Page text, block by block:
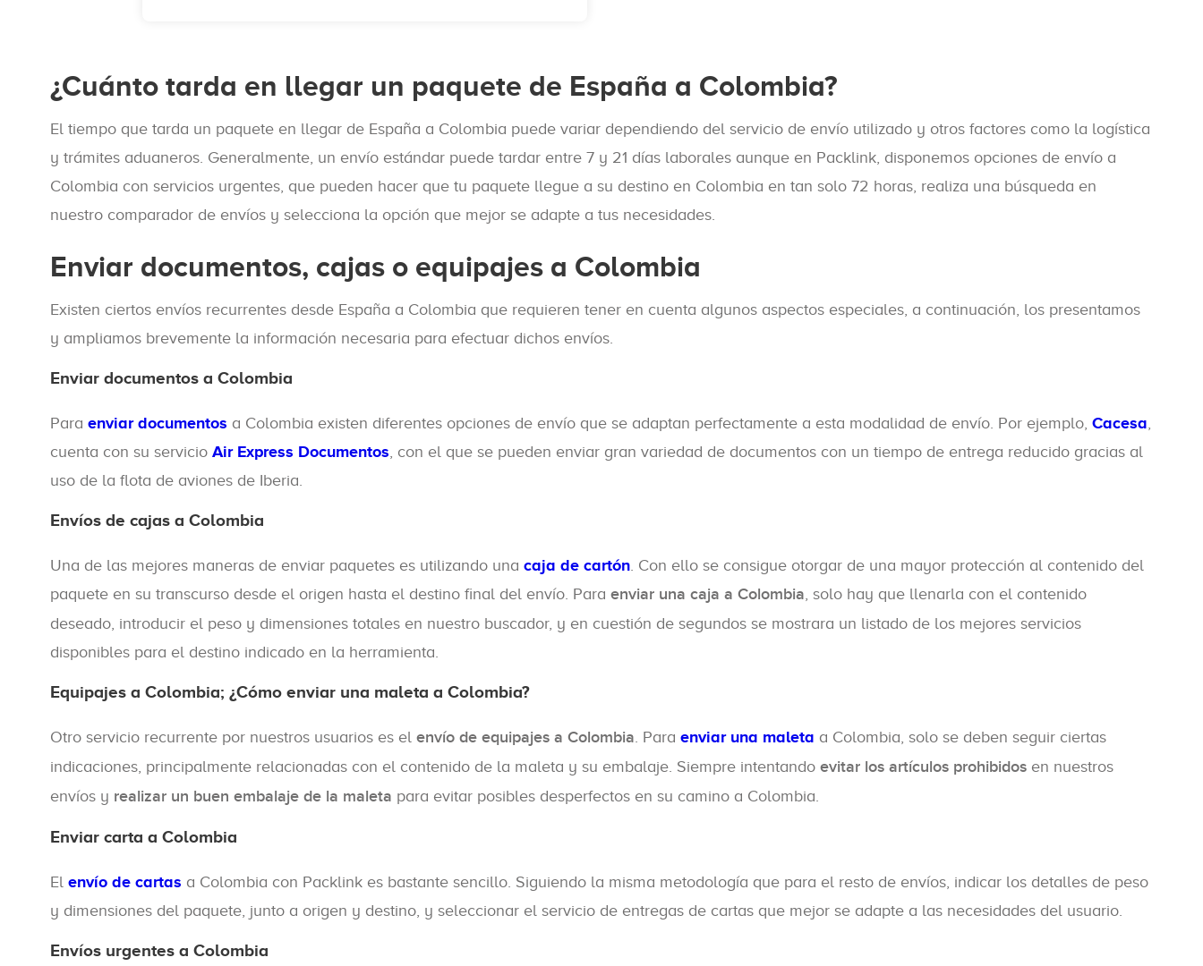
¿Cuánto tarda en llegar un paquete de España a Colombia?
El tiempo que tarda un paquete en llegar de España a Colombia puede variar dependiendo del servicio de envío utilizado y otros factores como la logística
y trámites aduaneros. Generalmente, un envío estándar puede tardar entre 7 y 21 días laborales aunque en Packlink, disponemos opciones de envío a
Colombia con servicios urgentes, que pueden hacer que tu paquete llegue a su destino en Colombia en tan solo 72 horas, realiza una búsqueda en
nuestro comparador de envíos y selecciona la opción que mejor se adapte a tus necesidades.
Enviar documentos, cajas o equipajes a Colombia
Existen ciertos envíos recurrentes desde España a Colombia que requieren tener en cuenta algunos aspectos especiales, a continuación, los presentamos
y ampliamos brevemente la información necesaria para efectuar dichos envíos.
Enviar documentos a Colombia
Para enviar documentos a Colombia existen diferentes opciones de envío que se adaptan perfectamente a esta modalidad de envío. Por ejemplo, Cacesa,
cuenta con su servicio Air Express Documentos, con el que se pueden enviar gran variedad de documentos con un tiempo de entrega reducido gracias al
uso de la flota de aviones de Iberia.
Envíos de cajas a Colombia
Una de las mejores maneras de enviar paquetes es utilizando una caja de cartón. Con ello se consigue otorgar de una mayor protección al contenido del
paquete en su transcurso desde el origen hasta el destino final del envío. Para enviar una caja a Colombia, solo hay que llenarla con el contenido
deseado, introducir el peso y dimensiones totales en nuestro buscador, y en cuestión de segundos se mostrara un listado de los mejores servicios
disponibles para el destino indicado en la herramienta.
Equipajes a Colombia; ¿Cómo enviar una maleta a Colombia?
Otro servicio recurrente por nuestros usuarios es el envío de equipajes a Colombia. Para enviar una maleta a Colombia, solo se deben seguir ciertas
indicaciones, principalmente relacionadas con el contenido de la maleta y su embalaje. Siempre intentando evitar los artículos prohibidos en nuestros
envíos y realizar un buen embalaje de la maleta para evitar posibles desperfectos en su camino a Colombia.
Enviar carta a Colombia
El envío de cartas a Colombia con Packlink es bastante sencillo. Siguiendo la misma metodología que para el resto de envíos, indicar los detalles de peso
y dimensiones del paquete, junto a origen y destino, y seleccionar el servicio de entregas de cartas que mejor se adapte a las necesidades del usuario.
Envíos urgentes a Colombia